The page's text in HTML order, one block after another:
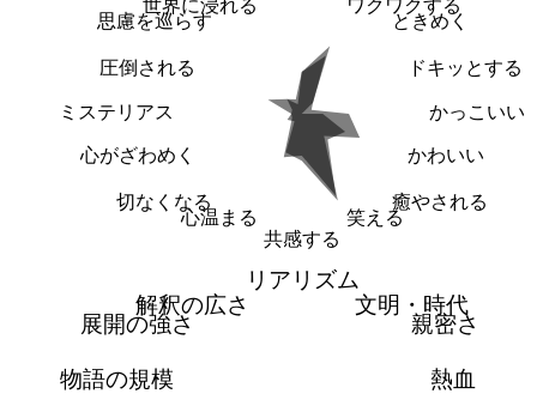
ワクワクする
ときめく
ドキッとする
かっこいい
かわいい
癒やされる
笑える
共感する
心温まる
切なくなる
心がざわめく
ミステリアス
圧倒される
思慮を巡らす
世界に浸れる
リアリズム
文明・時代
親密さ
熱血
物語の規模
展開の強さ
解釈の広さ